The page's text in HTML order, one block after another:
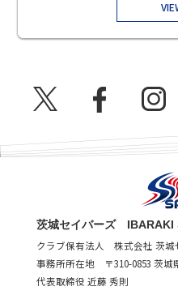
茨城セイバーズ IBARAKI
クラブ保有法人 株式会社 茨城
事務所所在地 〒310-0853 茨城
代表取締役 近藤 秀則